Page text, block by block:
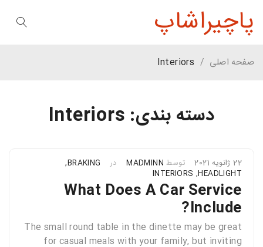
پاچیراشاپ
دسته بندی: Interiors
صفحه اصلی /
Interiors
22 ژانویه 2021 توسط MADMINN در BRAKING
,
HEADLIGHT
,
INTERIORS
What Does A Car Service
Include?
The small round table in the dinette may be great
for casual meals with your family, but inviting